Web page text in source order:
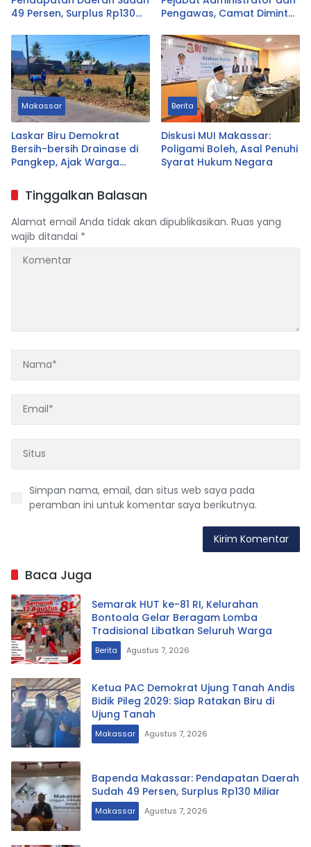
49 Persen, Surplus Rp130
Pengawas, Camat Diminta
Makassar
Laskar Biru Demokrat
Bersih-bersih Drainase di
Pangkep, Ajak Warga
Berita
Diskusi MUI Makassar:
Poligami Boleh, Asal Penuhi
Syarat Hukum Negara
Tinggalkan Balasan
Alamat email Anda tidak akan dipublikasikan. Ruas yang
wajib ditandai *
Simpan nama, email, dan situs web saya pada
peramban ini untuk komentar saya berikutnya.
Baca Juga
Semarak HUT ke-81 RI, Kelurahan
Bontoala Gelar Beragam Lomba
Tradisional Libatkan Seluruh Warga
Berita Agustus 7, 2026
Ketua PAC Demokrat Ujung Tanah Andis
Bidik Pileg 2029: Siap Ratakan Biru di
Ujung Tanah
Makassar Agustus 7, 2026
Bapenda Makassar: Pendapatan Daerah
Sudah 49 Persen, Surplus Rp130 Miliar
Makassar Agustus 7, 2026